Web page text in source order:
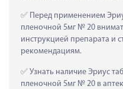
Перед применением
пленочной 5мг № 20
инструкцией препарата и
рекомендациям.
Узнать наличие Эриус
пленочной 5мг № 20 в